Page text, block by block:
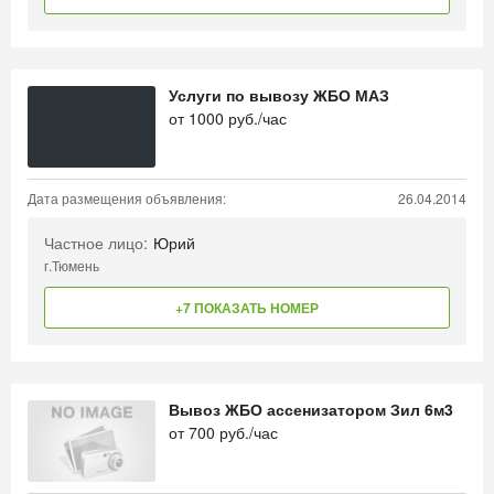
Услуги по вывозу ЖБО МАЗ
от 1000 руб./час
Дата размещения объявления: 26.04.2014
Частное лицо: Юрий
г.Тюмень
+7 ПОКАЗАТЬ НОМЕР
Вывоз ЖБО ассенизатором Зил 6м3
от700 руб./час